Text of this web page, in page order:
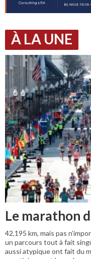
À LA UNE
Le marathon
42,195 km, mais pas
un parcours tout à fait
aussi atypique ont fait du